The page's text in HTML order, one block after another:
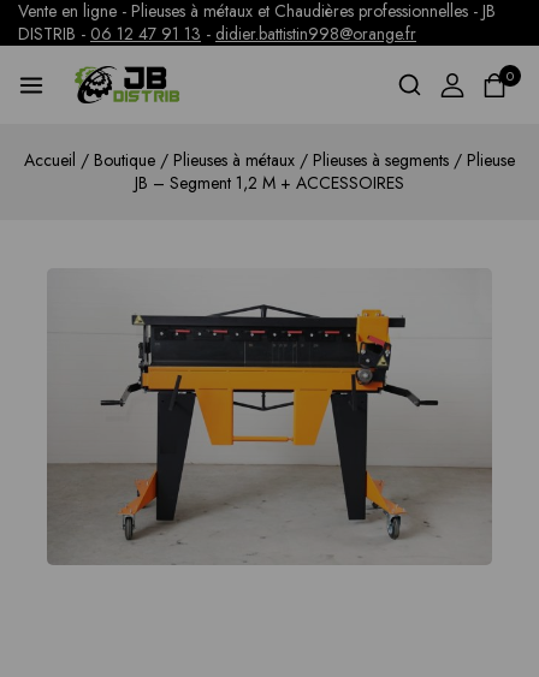
Vente en ligne - Plieuses à métaux et Chaudières professionnelles - JB
DISTRIB - 06 12 47 91 13 - didier.battistin998@orange.fr
0
Accueil / Boutique / Plieuses à métaux / Plieuses à segments / Plieuse
JB – Segment 1,2 M + ACCESSOIRES